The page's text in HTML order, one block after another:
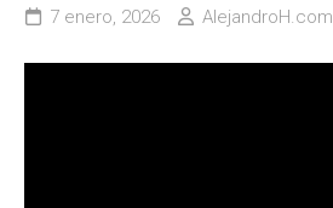
7 enero, 2026 AlejandroH.com